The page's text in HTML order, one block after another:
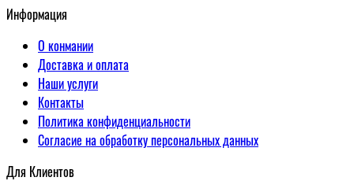
Информация
О конмании
Доставка и оплата
Наши услуги
Контакты
Политика конфиденциальности
Согласие на обработку персональных данных
Для Клиентов